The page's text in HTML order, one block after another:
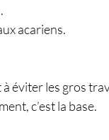
acariens.
éviter les gros
c’est la base.